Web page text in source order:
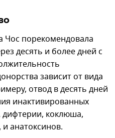
Чос порекомендовала
десять и более дней с
зависит от вида
отвод в десять дней
инактивированных
дифтерии, коклюша,
анатоксинов.